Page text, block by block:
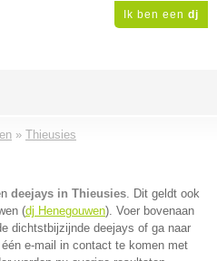
Ik ben een dj
» Thieusies
deejays in Thieusies. Dit geldt ook
(dj Henegouwen). Voer bovenaan
dichtstbijzijnde deejays of ga naar
e-mail in contact te komen met